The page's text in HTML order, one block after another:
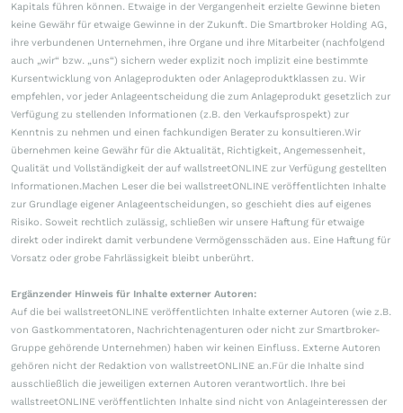
Kapitals führen können. Etwaige in der Vergangenheit erzielte Gewinne bieten
keine Gewähr für etwaige Gewinne in der Zukunft. Die Smartbroker Holding AG,
ihre verbundenen Unternehmen, ihre Organe und ihre Mitarbeiter (nachfolgend
auch „wir“ bzw. „uns“) sichern weder explizit noch implizit eine bestimmte
Kursentwicklung von Anlageprodukten oder Anlageproduktklassen zu. Wir
empfehlen, vor jeder Anlageentscheidung die zum Anlageprodukt gesetzlich zur
Verfügung zu stellenden Informationen (z.B. den Verkaufsprospekt) zur
Kenntnis zu nehmen und einen fachkundigen Berater zu konsultieren.Wir
übernehmen keine Gewähr für die Aktualität, Richtigkeit, Angemessenheit,
Qualität und Vollständigkeit der auf wallstreetONLINE zur Verfügung gestellten
Informationen.Machen Leser die bei wallstreetONLINE veröffentlichten Inhalte
zur Grundlage eigener Anlageentscheidungen, so geschieht dies auf eigenes
Risiko. Soweit rechtlich zulässig, schließen wir unsere Haftung für etwaige
direkt oder indirekt damit verbundene Vermögensschäden aus. Eine Haftung für
Vorsatz oder grobe Fahrlässigkeit bleibt unberührt.
Ergänzender Hinweis für Inhalte externer Autoren:
Auf die bei wallstreetONLINE veröffentlichten Inhalte externer Autoren (wie z.B.
von Gastkommentatoren, Nachrichtenagenturen oder nicht zur Smartbroker-
Gruppe gehörende Unternehmen) haben wir keinen Einfluss. Externe Autoren
gehören nicht der Redaktion von wallstreetONLINE an.Für die Inhalte sind
ausschließlich die jeweiligen externen Autoren verantwortlich. Ihre bei
wallstreetONLINE veröffentlichten Inhalte sind nicht von Anlageinteressen der